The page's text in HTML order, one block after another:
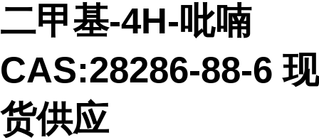
二甲基-4H-吡喃
CAS:28286-88-6 现
货供应